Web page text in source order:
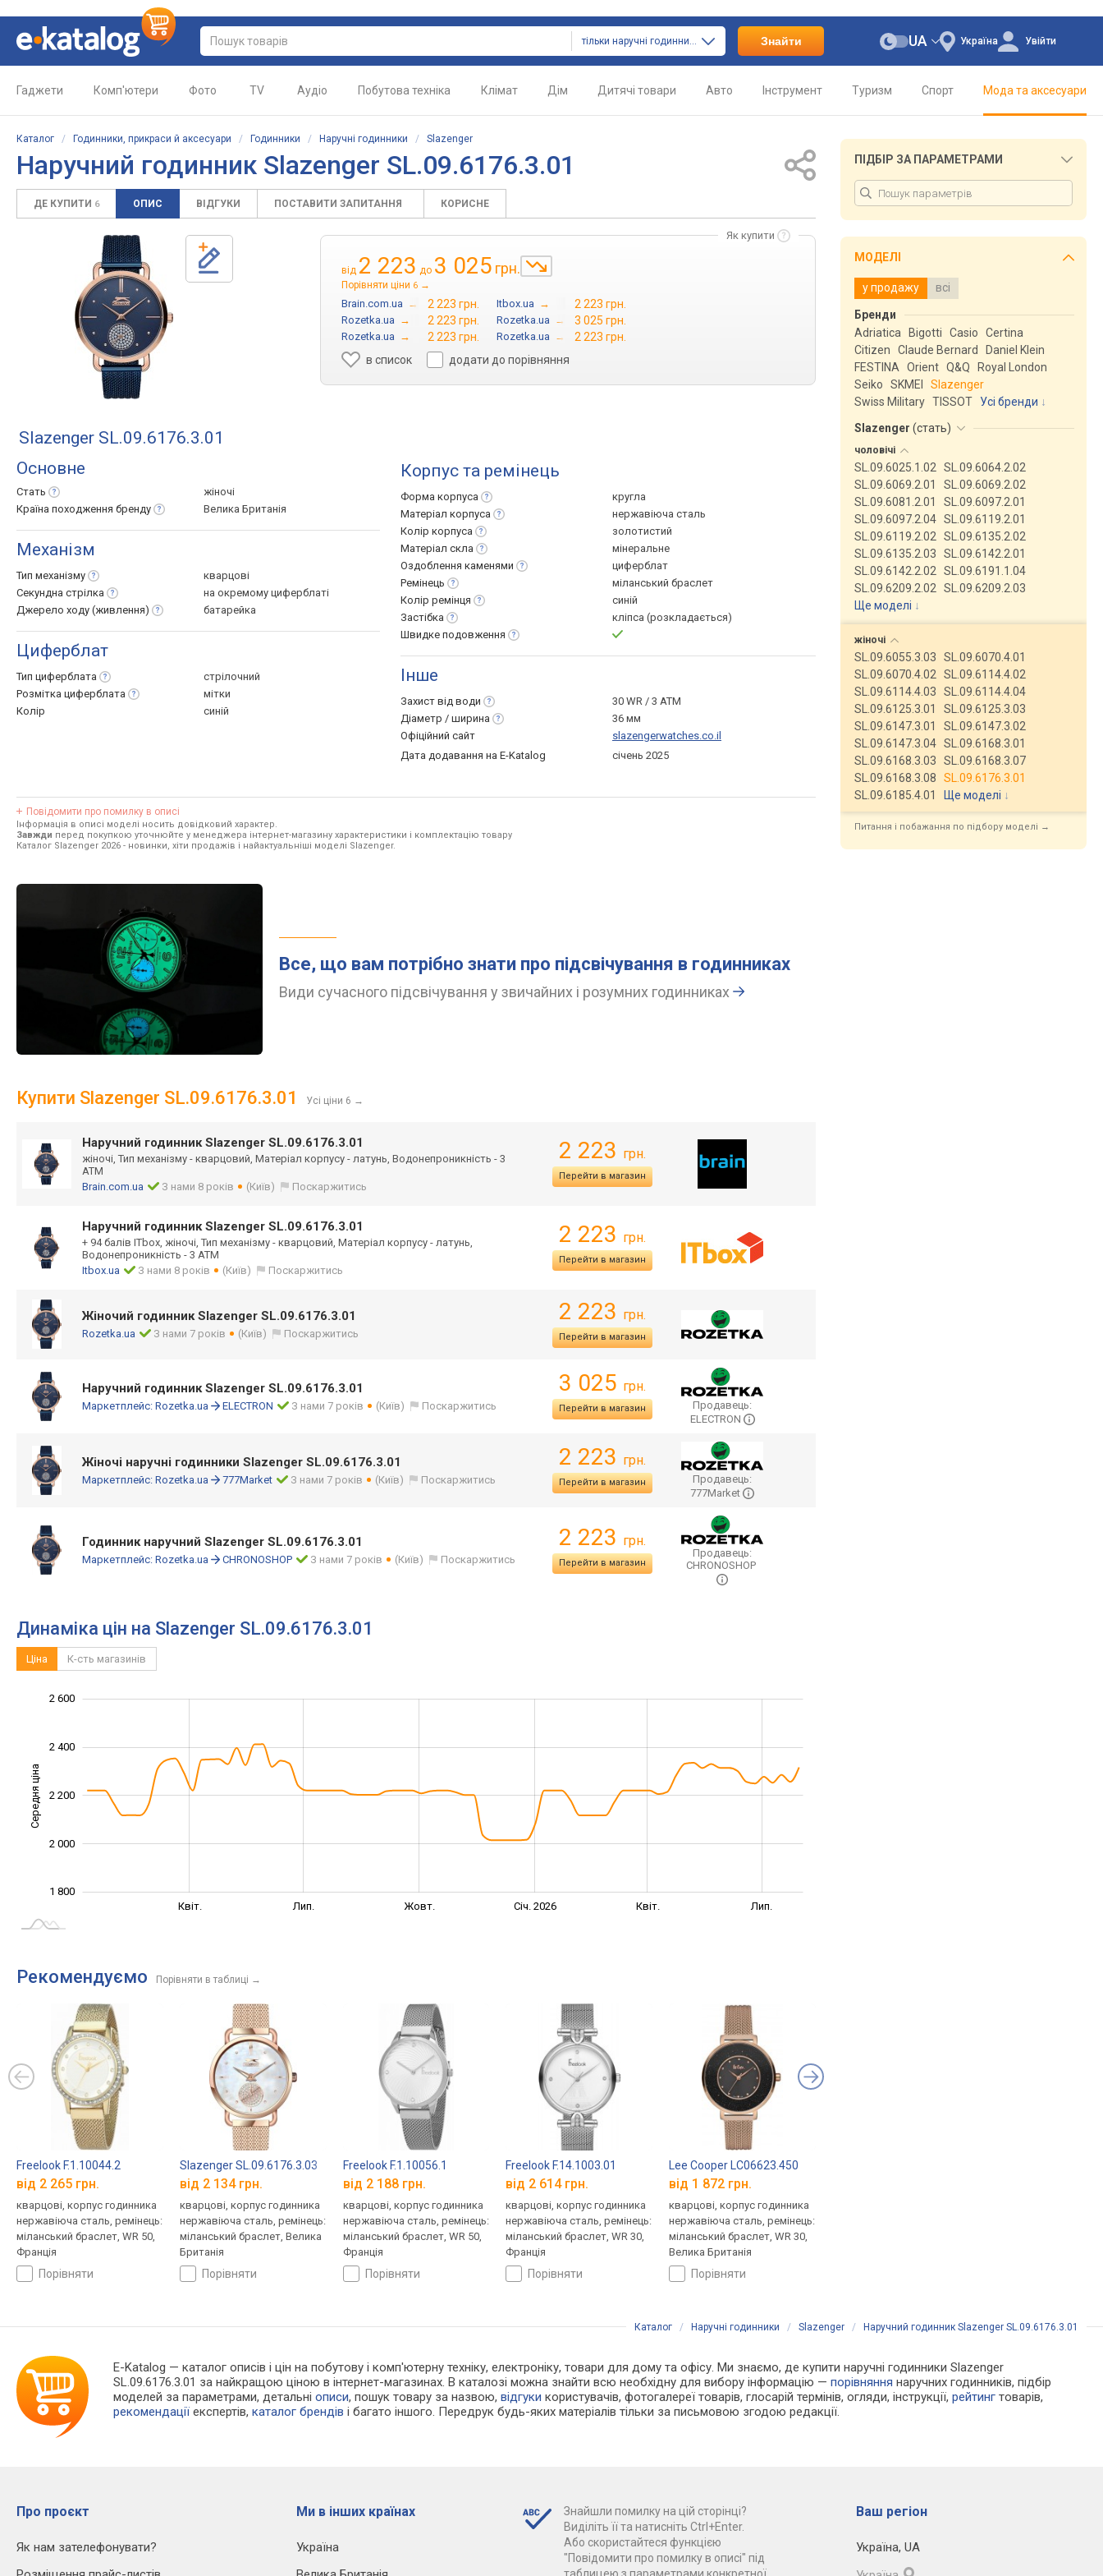
тільки наручні годинники Знайти Україна
UA Увійти
Гаджети Комп'ютери Фото TV Аудіо Побутова техніка Клімат Дім Дитячі товари Авто Інструмент Туризм Спорт Мода та аксесуари
Каталог / Годинники, прикраси й аксесуари / Годинники / Наручні годинники / Slazenger
Наручний годинник Slazenger SL.09.6176.3.01
ДЕ КУПИТИ 6 ОПИС ВІДГУКИ ПОСТАВИТИ ЗАПИТАННЯ КОРИСНЕ
Як купити
від 2 223 до 3 025 грн.
Порівняти ціни 6 →
Brain.com.ua → 2 223 грн. Itbox.ua → 2 223 грн.
Rozetka.ua → 2 223 грн. Rozetka.ua → 3 025 грн.
Rozetka.ua → 2 223 грн. Rozetka.ua →
2 223 грн.
в список
додати до порівняння
Slazenger SL.09.6176.3.01
Основне
Стать
жіночі
Країна походження бренду Велика Британія
Механізм
Тип механізму
кварцові
Секундна стрілка
на окремому циферблаті
Джерело ходу (живлення) батарейка
Циферблат
Тип циферблата
стрілочний
Розмітка циферблата
мітки
Колір
синій
Корпус та ремінець
Форма корпуса
кругла
Матеріал корпуса
нержавіюча сталь
Колір корпуса
золотистий
Матеріал скла
мінеральне
Оздоблення каменями
циферблат
Ремінець
міланський браслет
Колір ремінця
синій
Застібка
кліпса (розкладається)
Швидке подовження
Інше
Захист від води
30 WR / 3 ATM
Діаметр / ширина
36 мм
Офіційний сайт
slazengerwatches.co.il
Дата додавання на E-Katalog
січень 2025
Повідомити про помилку в описі
Інформація в описі моделі носить довідковий характер.
Завжди перед покупкою уточнюйте у менеджера інтернет-магазину характеристики і комплектацію товару
Каталог Slazenger 2026 - новинки, хіти продажів і найактуальніші моделі Slazenger.
Все, що вам потрібно знати про підсвічування в годинниках
Види сучасного підсвічування у звичайних і розумних годинниках
Купити Slazenger SL.09.6176.3.01 Усі ціни 6 →
Наручний годинник Slazenger SL.09.6176.3.01
жіночі, Тип механізму - кварцовий, Матеріал корпусу - латунь, Водонепроникність - 3
АТМ
Brain.com.ua
З нами 8 років (Київ) Поскаржитись
2 223 грн.
Перейти в магазин
Наручний годинник Slazenger SL.09.6176.3.01
+ 94 балів ITbox, жіночі, Тип механізму - кварцовий, Матеріал корпусу - латунь,
Водонепроникність - 3 АТМ
Itbox.ua
З нами 8 років (Київ) Поскаржитись
2 223 грн.
Перейти в магазин
Жіночий годинник Slazenger SL.09.6176.3.01
Rozetka.ua З нами 7 років (Київ) Поскаржитись
2 223 грн.
Перейти в магазин
Наручний годинник Slazenger SL.09.6176.3.01
Маркетплейс: Rozetka.ua ELECTRON З нами 7 років (Київ) Поскаржитись
3 025 грн.
Перейти в магазин
Продавець:
ELECTRON
Жіночі наручні годинники Slazenger SL.09.6176.3.01
Маркетплейс: Rozetka.ua 777Market З нами 7 років (Київ) Поскаржитись
2 223 грн.
Перейти в магазин
Продавець:
777Market
Годинник наручний Slazenger SL.09.6176.3.01
Маркетплейс: Rozetka.ua CHRONOSHOP З нами 7 років (Київ) Поскаржитись
2 223 грн.
Перейти в магазин
Продавець:
CHRONOSHOP
Динаміка цін на Slazenger SL.09.6176.3.01
Ціна К-сть магазинів
Середня ціна 1 800
1 800
2 000
2 200
2 400
2 600
Квіт. Лип. Жовт. Січ. 2026 Квіт. Лип.
Рекомендуємо Порівняти в таблиці →
Freelook F.1.10044.2
від 2 265 грн.
кварцові, корпус годинника
нержавіюча сталь, ремінець:
міланський браслет, WR 50,
Франція
порівняти
Slazenger SL.09.6176.3.03
від 2 134 грн.
кварцові, корпус годинника
нержавіюча сталь, ремінець:
міланський браслет, Велика
Британія
порівняти
Freelook F.1.10056.1
від 2 188 грн.
кварцові, корпус годинника
нержавіюча сталь, ремінець:
міланський браслет, WR 50,
Франція
порівняти
Freelook F.14.1003.01
від 2 614 грн.
кварцові, корпус годинника
нержавіюча сталь, ремінець:
міланський браслет, WR 30,
Франція
порівняти
Lee Cooper LC06623.450
від 1 872 грн.
кварцові, корпус годинника
нержавіюча сталь, ремінець:
міланський браслет, WR 30,
Велика Британія
порівняти
ПІДБІР ЗА ПАРАМЕТРАМИ
МОДЕЛІ
у продажу всі
Бренди
Adriatica
Bigotti Casio
Certina
Citizen
Claude Bernard
Daniel Klein
FESTINA
Orient Q&Q
Royal London
Seiko
SKMEI
Slazenger
Swiss Military TISSOT
Усі бренди
Slazenger (стать)
чоловічі
SL.09.6025.1.02
SL.09.6064.2.02
SL.09.6069.2.01
SL.09.6069.2.02
SL.09.6081.2.01
SL.09.6097.2.01
SL.09.6097.2.04 SL.09.6119.2.01
SL.09.6119.2.02
SL.09.6135.2.02
SL.09.6135.2.03
SL.09.6142.2.01
SL.09.6142.2.02
SL.09.6191.1.04
SL.09.6209.2.02
SL.09.6209.2.03
Ще моделі ↓
жіночі
SL.09.6055.3.03
SL.09.6070.4.01
SL.09.6070.4.02
SL.09.6114.4.02
SL.09.6114.4.03
SL.09.6114.4.04
SL.09.6125.3.01
SL.09.6125.3.03
SL.09.6147.3.01
SL.09.6147.3.02
SL.09.6147.3.04 SL.09.6168.3.01
SL.09.6168.3.03
SL.09.6168.3.07
SL.09.6168.3.08
SL.09.6176.3.01
SL.09.6185.4.01
Ще моделі ↓
Питання і побажання по підбору моделі →
Каталог / Наручні годинники / Slazenger / Наручний годинник Slazenger SL.09.6176.3.01
E-Katalog — каталог описів і цін на побутову і комп'ютерну техніку, електроніку, товари для дому та офісу. Ми знаємо, де купити наручні годинники Slazenger
SL.09.6176.3.01 за найкращою ціною в інтернет-магазинах. В каталозі можна знайти всю необхідну для вибору інформацію —порівняння наручних годинників, підбір
моделей за параметрами, детальніописи, пошук товару за назвою,відгуки користувачів, фотогалереї товарів, глосарій термінів, огляди, інструкції,рейтинг товарів,
рекомендації експертів,каталог брендів і багато іншого. Передрук будь-яких матеріалів тільки за письмовою згодою редакції.
Про проєкт
Як нам зателефонувати?
Ми в інших країнах
Україна
Знайшли помилку на цій сторінці?
Виділіть її та натисніть Ctrl+Enter.
Або скористайтеся функцією
"Повідомити про помилку в описі" під
Ваш регіон
Україна, UA